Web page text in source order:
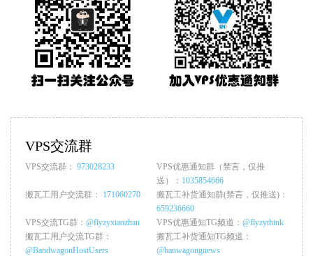
VPS交流群
VPS交流群： 973028233
VPS优惠通知群（禁言，仅推
送）： 1035854666
搬瓦工用户交流群： 171060270
搬瓦工补货通知群(禁言，仅推送)：
659236660
VPS交流TG群： @flyzyxiaozhan VPS优惠通知TG频道： @flyzythink
搬瓦工用户交流TG群：
@BandwagonHostUsers
搬瓦工补货通知TG频道：
@banwagongnews